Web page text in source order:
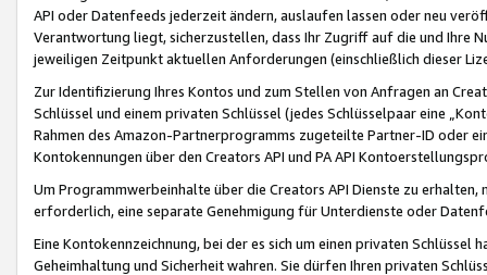
API oder Datenfeeds jederzeit ändern, auslaufen lassen oder neu
Verantwortung liegt, sicherzustellen, dass Ihr Zugriff auf die und Ihre
jeweiligen Zeitpunkt aktuellen Anforderungen (einschließlich dieser
Zur Identifizierung Ihres Kontos und zum Stellen von Anfragen an
Schlüssel und einem privaten Schlüssel (jedes Schlüsselpaar eine
Rahmen des Amazon-Partnerprogramms zugeteilte Partner-ID oder
Kontokennungen über den Creators API und PA API
Um Programmwerbeinhalte über die Creators API Dienste zu
erforderlich, eine separate Genehmigung für Unterdienste oder
Eine Kontokennzeichnung, bei der es sich um einen privaten
Geheimhaltung und Sicherheit wahren. Sie dürfen Ihren privaten